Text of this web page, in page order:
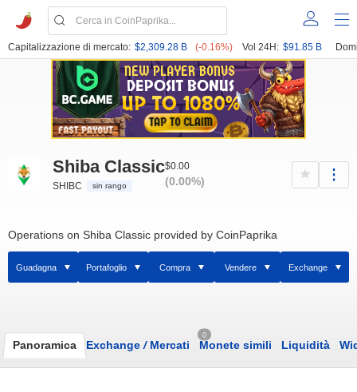
Capitalizzazione di mercato: $2,309.28 B (-0.16%) Vol 24H: $91.85 B
Shiba Classic
SHIBC sin rango
$0.00
(0.00%)
Operations on Shiba Classic provided by CoinPaprika
Guadagna Portafoglio Compra Vendere Exchange
Panoramica Exchange /Mercati
0
Monete simili Liquidità